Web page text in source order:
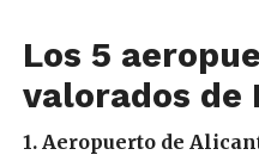
Los 5
valorados de
1. Aeropuerto de